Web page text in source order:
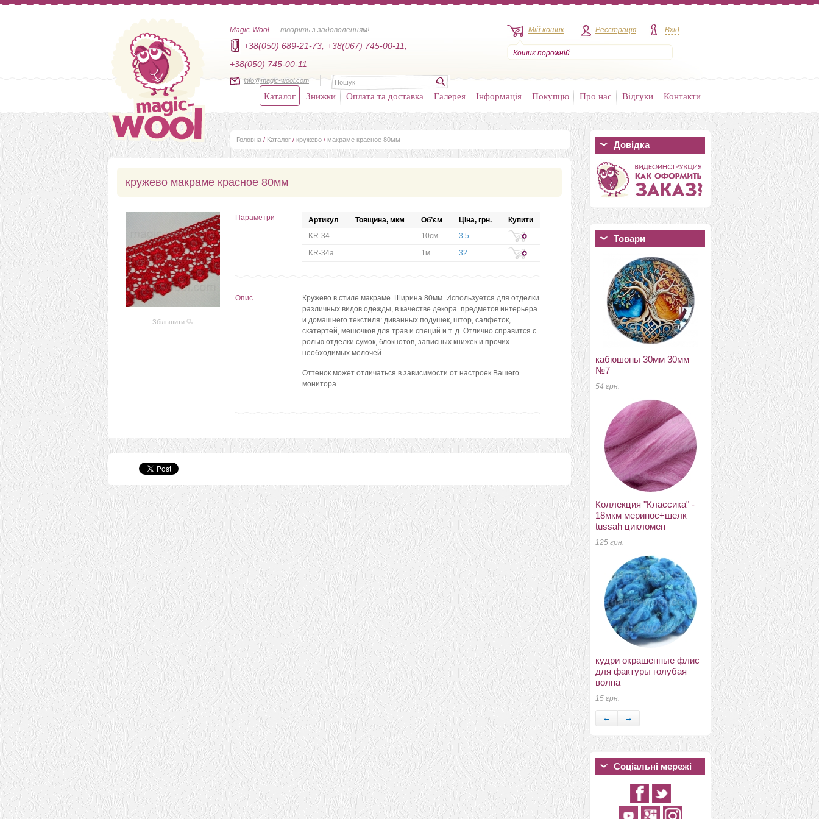
Magic-Wool — творіть з задоволенням!
+38(050) 689-21-73,
+38(067) 745-00-11,
+38(050) 745-00-11
info@magic-wool.com
Мій кошик
Кошик порожній.
Реєстрація Вхід
Каталог Знижки Оплата та доставка Галерея Інформація Покупцю Про нас Відгуки Контакти
Довідка
Товари
кабюшоны 30мм 30мм
№7
54 грн.
Коллекция "Классика" -
18мкм меринос+шелк
tussah цикломен
125 грн.
кудри окрашенные флис
для фактуры голубая
волна
15 грн.
дерев'яні підвіски на
шнурі підвіска 002
75 грн.
меринос 16 мкм DHG
Италия марракеш
70 грн.
вискоза для валяния пр-
во EC V3
55 грн.
← →
Соціальні мережі
Головна / Каталог / кружево / макраме красное 80мм
кружево макраме красное 80мм
Збільшити
Параметри Артикул Товщина, мкм Об’єм Ціна, грн.
Купити
KR-34
10см
3.5
KR-34а
1м 32
Опис
Кружево в стиле макраме. Ширина 80мм. Используется для отделки
различных видов одежды, в качестве декора предметов интерьера
и домашнего текстиля: диванных подушек, штор, салфеток,
скатертей, мешочков для трав и специй и т. д. Отлично справится с
ролью отделки сумок, блокнотов, записных книжек и прочих
необходимых мелочей.
Оттенок может отличаться в зависимости от настроек Вашего
монитора.